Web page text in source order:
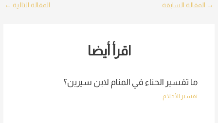
Post
→ المقالة السابقة المقالة التالية ←
اقرأ أيضا
ما تفسير الحناء في المنام لابن سيرين؟
تفسير الأحلام